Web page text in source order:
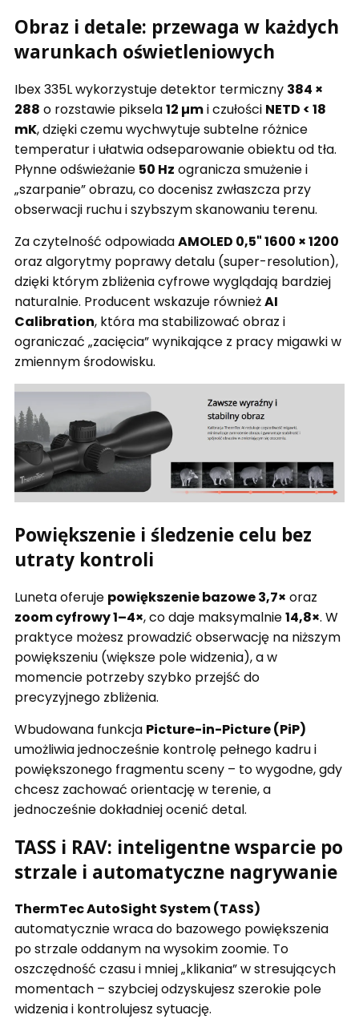
Obraz i detale: przewaga w każdych
warunkach oświetleniowych
Ibex 335L wykorzystuje detektor termiczny 384 ×
288 o rozstawie piksela12 µmi czułości NETD < 18
mK, dzięki czemu wychwytuje subtelne różnice
temperatur i ułatwia odseparowanie obiektu od tła.
Płynne odświeżanie 50 Hz ogranicza smużenie i
„szarpanie” obrazu, co docenisz zwłaszcza przy
obserwacji ruchu i szybszym skanowaniu terenu.
Za czytelność odpowiadaAMOLED 0,5" 1600 × 1200
oraz algorytmy poprawy detalu (super-resolution),
dzięki którym zbliżenia cyfrowe wyglądają bardziej
naturalnie. Producent wskazuje równieżAI
Calibration, która ma stabilizować obraz i
ograniczać „zacięcia” wynikające z pracy migawki w
zmiennym środowisku.
Powiększenie i śledzenie celu bez
utraty kontroli
Luneta oferuje powiększenie bazowe 3,7× oraz
zoom cyfrowy 1–4×, co daje maksymalnie14,8×. W
praktyce możesz prowadzić obserwację na niższym
powiększeniu (większe pole widzenia), a w
momencie potrzeby szybko przejść do
precyzyjnego zbliżenia.
Wbudowana funkcja Picture-in-Picture (PiP)
umożliwia jednocześnie kontrolę pełnego kadru i
powiększonego fragmentu sceny – to wygodne, gdy
chcesz zachować orientację w terenie, a
jednocześnie dokładniej ocenić detal.
TASS i RAV: inteligentne wsparcie po
strzale i automatyczne nagrywanie
ThermTec AutoSight System (TASS)
automatycznie wraca do bazowego powiększenia
po strzale oddanym na wysokim zoomie. To
oszczędność czasu i mniej „klikania” w stresujących
momentach – szybciej odzyskujesz szerokie pole
widzenia i kontrolujesz sytuację.